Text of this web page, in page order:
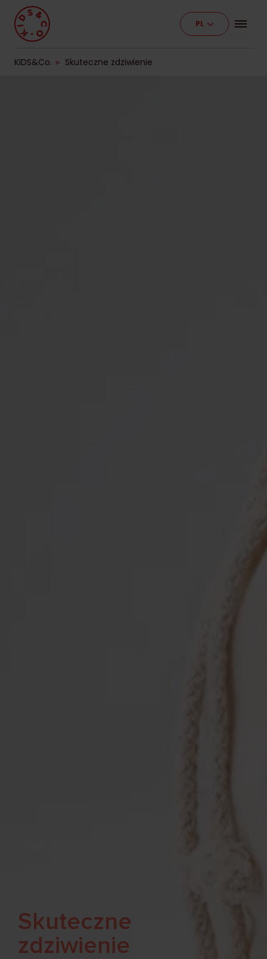
PL
Program
KIDS&Co. ► Skuteczne zdziwienie
Skuteczne
zdziwienie